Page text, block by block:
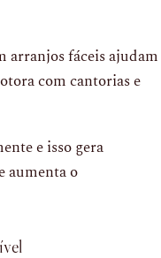
arranjos fáceis ajudam
com cantorias e
e isso gera
aumenta o